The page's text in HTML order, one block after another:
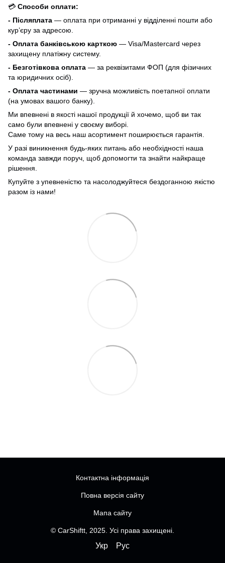
💳 Способи оплати:
- Післяплата — оплата при отриманні у відділенні пошти або
кур’єру за адресою.
- Оплата банківською карткою — Visa/Mastercard через
захищену платіжну систему.
- Безготівкова оплата — за реквізитами ФОП (для фізичних
та юридичних осіб).
- Оплата частинами — зручна можливість поетапної оплати
(на умовах вашого банку).
Ми впевнені в якості нашої продукції й хочемо, щоб ви так
само були впевнені у своєму виборі.
Саме тому на весь наш асортимент поширюється гарантія.
У разі виникнення будь-яких питань або необхідності наша
команда завжди поруч, щоб допомогти та знайти найкраще
рішення.
Купуйте з упевненістю та насолоджуйтеся бездоганною якістю
разом із нами!
Контактна інформація
Повна версія сайту
Мапа сайту
© CarShiftt, 2025. Усі права захищені.
Укр Рус